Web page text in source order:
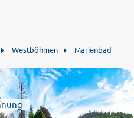
Westböhmen Marienbad